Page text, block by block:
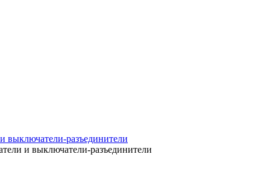
разъединители
и выключатели-разъединители